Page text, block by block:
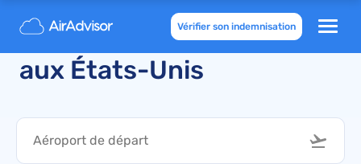
Vérifier son indemnisation
Vols annulés et retardés
aux États-Unis